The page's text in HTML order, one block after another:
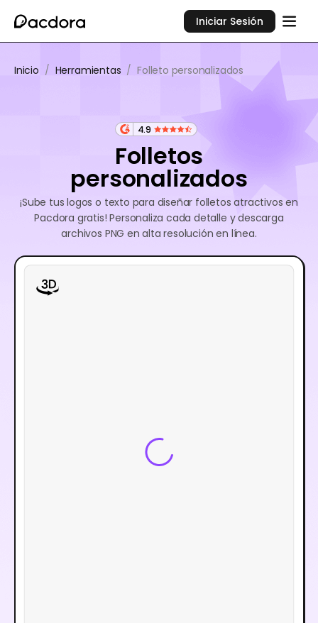
Iniciar Sesión
Inicio / Herramientas / Folleto personalizados
4.9
Folletos
personalizados
¡Sube tus logos o texto para diseñar folletos atractivos en
Pacdora gratis! Personaliza cada detalle y descarga
archivos PNG en alta resolución en línea.